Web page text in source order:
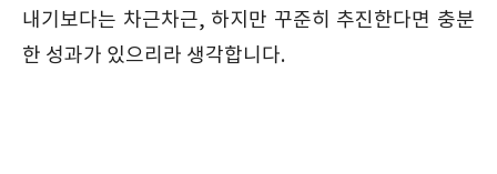
내기보다는 차근차근, 하지만 꾸준히 추진한다면 충분
한 성과가 있으리라 생각합니다.